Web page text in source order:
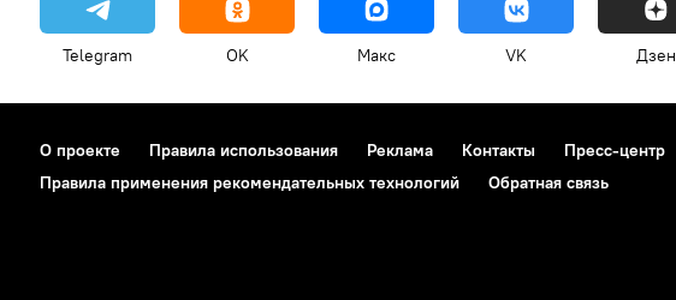
Telegram OK Макс VK Дзен
О проекте Правила использования Реклама Контакты Пресс-центр
Правила применения рекомендательных технологий
Обратная связь